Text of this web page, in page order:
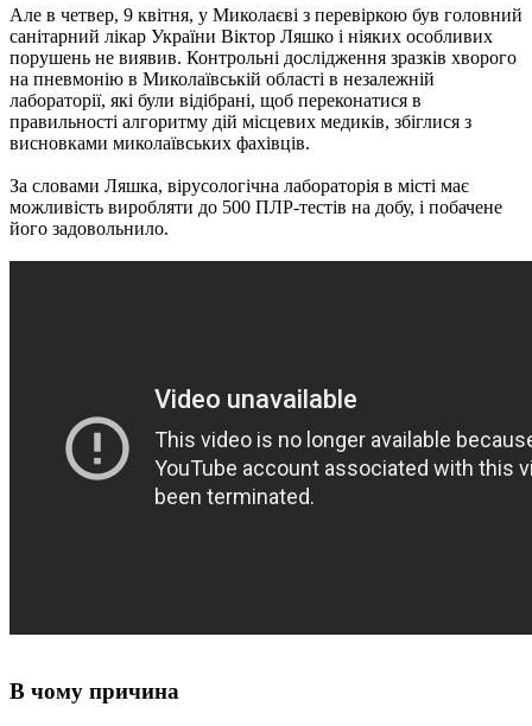
Але в четвер, 9 квітня, у Миколаєві з перевіркою був головний
санітарний лікар України Віктор Ляшко і ніяких особливих
порушень не виявив. Контрольні дослідження зразків хворого
на пневмонію в Миколаївській області в незалежній
лабораторії, які були відібрані, щоб переконатися в
правильності алгоритму дій місцевих медиків, збіглися з
висновками миколаївських фахівців.
За словами Ляшка, вірусологічна лабораторія в місті має
можливість виробляти до 500 ПЛР-тестів на добу, і побачене
його задовольнило.
В чому причина